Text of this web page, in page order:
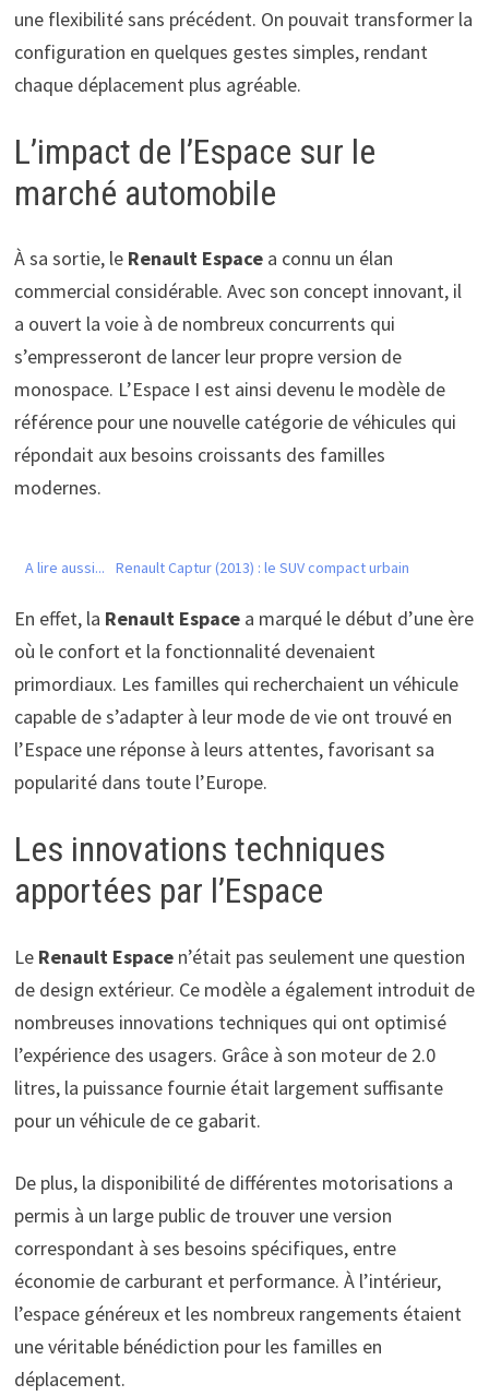
une flexibilité sans précédent. On pouvait transformer la
configuration en quelques gestes simples, rendant
chaque déplacement plus agréable.
L’impact de l’Espace sur le
marché automobile
À sa sortie, le Renault Espacea connu un élan
commercial considérable. Avec son concept innovant, il
a ouvert la voie à de nombreux concurrents qui
s’empresseront de lancer leur propre version de
monospace. L’Espace I est ainsi devenu le modèle de
référence pour une nouvelle catégorie de véhicules qui
répondait aux besoins croissants des familles
modernes.
A lire aussi... Renault Captur (2013) : le SUV compact urbain
En effet, la Renault Espacea marqué le début d’une ère
où le confort et la fonctionnalité devenaient
primordiaux. Les familles qui recherchaient un véhicule
capable de s’adapter à leur mode de vie ont trouvé en
l’Espace une réponse à leurs attentes, favorisant sa
popularité dans toute l’Europe.
Les innovations techniques
apportées par l’Espace
Le Renault Espacen’était pas seulement une question
de design extérieur. Ce modèle a également introduit de
nombreuses innovations techniques qui ont optimisé
l’expérience des usagers. Grâce à son moteur de 2.0
litres, la puissance fournie était largement suffisante
pour un véhicule de ce gabarit.
De plus, la disponibilité de différentes motorisations a
permis à un large public de trouver une version
correspondant à ses besoins spécifiques, entre
économie de carburant et performance. À l’intérieur,
l’espace généreux et les nombreux rangements étaient
une véritable bénédiction pour les familles en
déplacement.